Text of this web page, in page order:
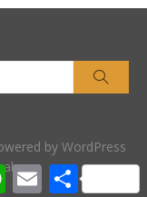
by WordPress
WhatsApp
EmailCompartir